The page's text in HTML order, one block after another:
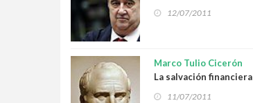
12/07/2011
Marco Tulio Cicerón
La salvación financiera
11/07/2011